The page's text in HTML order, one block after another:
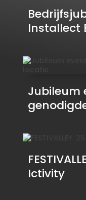
Installect
Jubileum
Ictivity